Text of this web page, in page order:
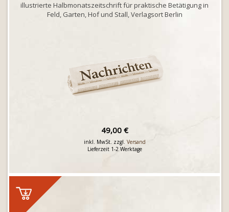
illustrierte Halbmonatszeitschrift für praktische Betätigung in
Feld, Garten, Hof und Stall, Verlagsort Berlin
49,00 €
inkl. MwSt. zzgl. Versand
Lieferzeit 1-2 Werktage